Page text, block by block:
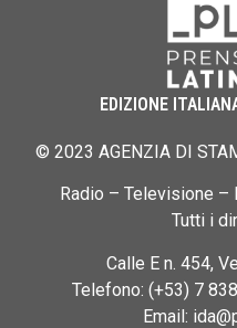
EDIZIONE
© 2023 AGENZIA DI
Radio – Televisione
Tutti i
Calle E n. 454,
Telefono: (+53) 7
Email: